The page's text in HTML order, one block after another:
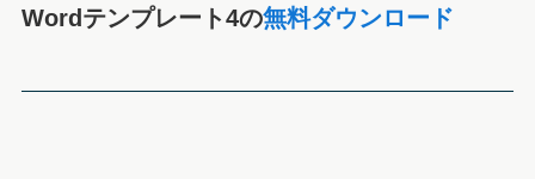
Wordテンプレート4の無料ダウンロード